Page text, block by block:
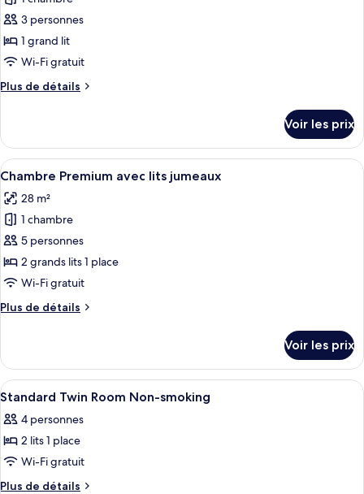
lits
jumeaux,
non-
fumeurs
pour
ce
type
chambre :
non-
fumeurs
3 personnes
1 grand lit
Wi-Fi gratuit
Plus de détails
Plus
le
type
de
Chambre
Double,
non-
fumeurs
Voir les prix
Afficher
toutes
les
photos
pour
ce
type
chambre :
avec
lits
jumeaux
Chambre Premium avec lits
8
Chambre Premium avec lits jumeaux
28 m²
1 chambre
5 personnes
2 grands lits 1 place
Wi-Fi gratuit
Plus de détails
Plus
le
type
de
Chambre
Premium
lits
jumeaux
Voir les prix
Afficher
toutes
les
photos
pour
ce
Une chambre d’hôtel avec deux
1
Standard Twin Room Non-smoking
4 personnes
2 lits 1 place
Wi-Fi gratuit
Plus de détails
Plus